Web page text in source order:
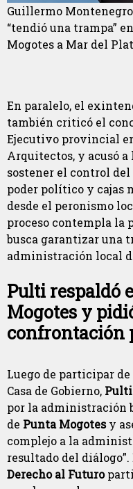
Guillermo
“tendió una trampa”
Mogotes a Mar del
En paralelo, el
también criticó el
Ejecutivo provincial
Arquitectos, y acusó a
sostener el control
poder político y cajas
desde el peronismo
proceso contempla
busca garantizar una
administración local
Pulti respaldó
Mogotes y
confrontación
Luego de participar
Casa de Gobierno, Pulti
por la administración
de Punta Mogotesy
complejo a la
resultado del
Derecho al Futuro